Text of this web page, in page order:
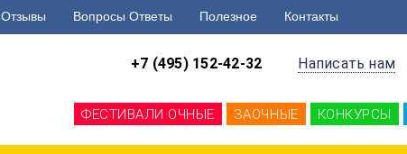
Отзывы Вопросы Ответы Полезное Контакты
+7 (495) 152-42-32 Написать нам
ФЕСТИВАЛИ ОЧНЫЕ ЗАОЧНЫЕ КОНКУРСЫ